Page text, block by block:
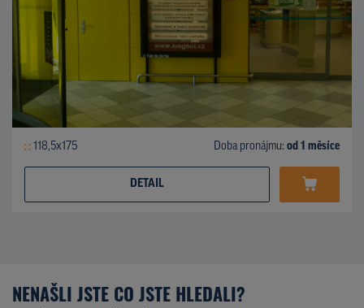
118,5x175 Doba pronájmu: od 1 měsíce
DETAIL
NENAŠLI JSTE CO JSTE HLEDALI?